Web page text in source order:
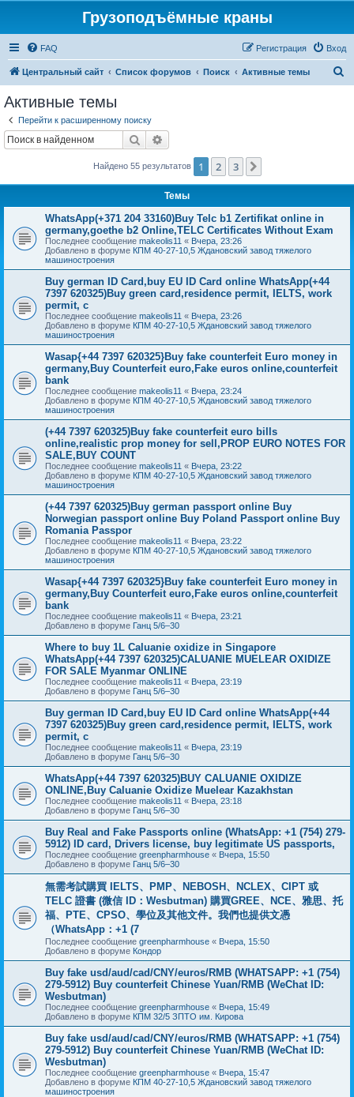
Грузоподъёмные краны
FAQ Вход
Регистрация
Центральный сайт Список форумов Поиск Активные темы
Активные темы
Перейти к расширенному поиску
Поиск
Найдено 55 результатов 1 2 3
Темы
WhatsApp(+371 204 33160)Buy Telc b1 Zertifikat online in
germany,goethe b2 Online,TELC Certificates Without Exam
Последнее сообщение makeolis11 « Вчера, 23:26
Добавлено в форуме КПМ 40-27-10,5 Ждановский завод тяжелого
машиностроения
Buy german ID Card,buy EU ID Card online WhatsApp(+44
7397 620325)Buy green card,residence permit, IELTS, work
permit, c
Последнее сообщение makeolis11 « Вчера, 23:26
Добавлено в форуме КПМ 40-27-10,5 Ждановский завод тяжелого
машиностроения
Wasap{+44 7397 620325}Buy fake counterfeit Euro money in
germany,Buy Counterfeit euro,Fake euros online,counterfeit
bank
Последнее сообщение makeolis11 « Вчера, 23:24
Добавлено в форуме КПМ 40-27-10,5 Ждановский завод тяжелого
машиностроения
(+44 7397 620325)Buy fake counterfeit euro bills
online,realistic prop money for sell,PROP EURO NOTES FOR
SALE,BUY COUNT
Последнее сообщение makeolis11 « Вчера, 23:22
Добавлено в форуме КПМ 40-27-10,5 Ждановский завод тяжелого
машиностроения
(+44 7397 620325)Buy german passport online Buy
Norwegian passport online Buy Poland Passport online Buy
Romania Passpor
Последнее сообщение makeolis11 « Вчера, 23:22
Добавлено в форуме КПМ 40-27-10,5 Ждановский завод тяжелого
машиностроения
Wasap{+44 7397 620325}Buy fake counterfeit Euro money in
germany,Buy Counterfeit euro,Fake euros online,counterfeit
bank
Последнее сообщение makeolis11 « Вчера, 23:21
Добавлено в форуме Ганц 5/6–30
Where to buy 1L Caluanie oxidize in Singapore
WhatsApp(+44 7397 620325)CALUANIE MUELEAR OXIDIZE
FOR SALE Myanmar ONLINE
Последнее сообщение makeolis11 « Вчера, 23:19
Добавлено в форуме Ганц 5/6–30
Buy german ID Card,buy EU ID Card online WhatsApp(+44
7397 620325)Buy green card,residence permit, IELTS, work
permit, c
Последнее сообщение makeolis11 « Вчера, 23:19
Добавлено в форуме Ганц 5/6–30
WhatsApp(+44 7397 620325)BUY CALUANIE OXIDIZE
ONLINE,Buy Caluanie Oxidize Muelear Kazakhstan
Последнее сообщение makeolis11 « Вчера, 23:18
Добавлено в форуме Ганц 5/6–30
Buy Real and Fake Passports online (WhatsApp: +1 (754) 279-
5912) ID card, Drivers license, buy legitimate US passports,
Последнее сообщение greenpharmhouse « Вчера, 15:50
Добавлено в форуме Ганц 5/6–30
無需考試購買 IELTS、PMP、NEBOSH、NCLEX、CIPT 或
TELC 證書 (微信 ID：Wesbutman) 購買GREE、NCE、雅思、托
福、PTE、CPSO、學位及其他文件。我們也提供文憑
（WhatsApp：+1 (7
Последнее сообщение greenpharmhouse « Вчера, 15:50
Добавлено в форуме Кондор
Buy fake usd/aud/cad/CNY/euros/RMB (WHATSAPP: +1 (754)
279-5912) Buy counterfeit Chinese Yuan/RMB (WeChat ID:
Wesbutman)
Последнее сообщение greenpharmhouse « Вчера, 15:49
Добавлено в форуме КПМ 32/5 ЗПТО им. Кирова
Buy fake usd/aud/cad/CNY/euros/RMB (WHATSAPP: +1 (754)
279-5912) Buy counterfeit Chinese Yuan/RMB (WeChat ID:
Wesbutman)
Последнее сообщение greenpharmhouse « Вчера, 15:47
Добавлено в форуме КПМ 40-27-10,5 Ждановский завод тяжелого
машиностроения